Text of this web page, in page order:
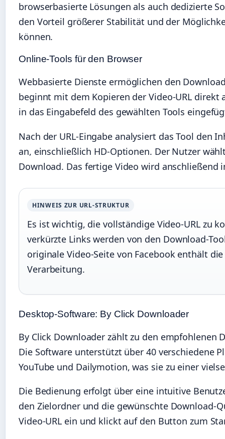
browserbasierte Lösungen als auch dedizierte
den Vorteil größerer Stabilität und der
können.
Online-Tools für den Browser
Webbasierte Dienste ermöglichen den
beginnt mit dem Kopieren der Video-URL direkt
in das Eingabefeld des gewählten Tools
Nach der URL-Eingabe analysiert das Tool den
an, einschließlich HD-Optionen. Der Nutzer
Download. Das fertige Video wird anschließend
HINWEIS ZUR URL-STRUKTUR
Es ist wichtig, die vollständige Video-URL zu
verkürzte Links werden von den Download-
originale Video-Seite von Facebook enthält
Verarbeitung.
Desktop-Software: By Click Downloader
By Click Downloader zählt zu den empfohlenen
Die Software unterstützt über 40 verschiedene
YouTube und Dailymotion, was sie zu einer
Die Bedienung erfolgt über eine intuitive
den Zielordner und die gewünschte Download-
Video-URL ein und klickt auf den Button zum